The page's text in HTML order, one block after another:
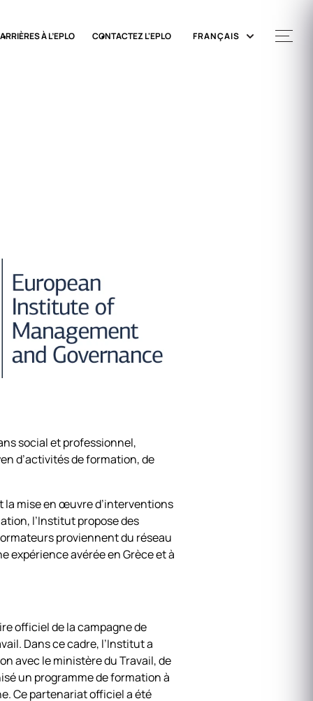
À L’EPLO CONTACTEZ L'EPLO FRANÇAIS
social et professionnel,
d’activités de formation, de
la mise en œuvre d’interventions
l’Institut propose des
proviennent du réseau
expérience avérée en Grèce et à
officiel de la campagne de
Dans ce cadre, l’Institut a
avec le ministère du Travail, de
un programme de formation à
Ce partenariat officiel a été